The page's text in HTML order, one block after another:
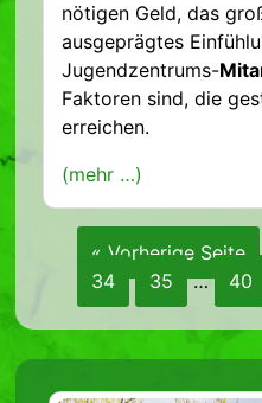
nötigen Geld, das
ausgeprägtes
Jugendzentrums-
Faktoren sind, die
erreichen.
(mehr …)
« Vorherige Seite
34
35 … 40